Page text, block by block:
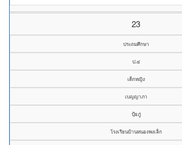
23
ประถมศึกษา
ป.๔
เด็กหญิง
เบญญาภา
ปุ้ยภู่
โรงเรียนบ้านหนองพงเล็ก